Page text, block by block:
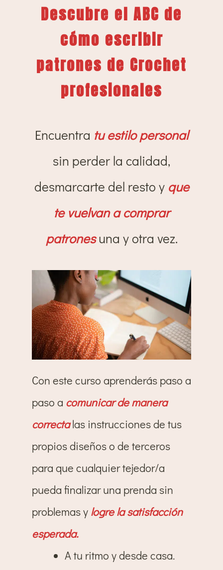
Descubre el ABC de
cómo escribir
patrones de Crochet
profesionales
Encuentra tu estilo personal
sin perder la calidad,
desmarcarte del resto y que
te vuelvan a comprar
patronesuna y otra vez.
Con este curso aprenderás paso a
paso a comunicar de manera
correctalas instrucciones de tus
propios diseños o de terceros
para que cualquier tejedor/a
pueda finalizar una prenda sin
problemas y logre la satisfacción
esperada.
A tu ritmo y desde casa.